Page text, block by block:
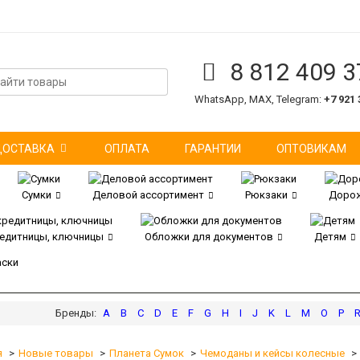
8 812 409
WhatsApp, MAX, Telegram: +7 921
ОПЛАТА ГАРАНТИИ ОПТОВИКАМ
Сумки Деловой ассортимент Рюкзаки
ключницы Обложки для документов Детям
A B C D E F G H I J K L M O P R
Новые товары Планета Сумок Чемоданы и кейсы колесные